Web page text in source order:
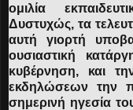
ομιλία
Δυστυχώς, τα
αυτή γιορτή
ουσιαστική
κυβέρνηση, και
εκδηλώσεων την
σημερινή ηγεσία